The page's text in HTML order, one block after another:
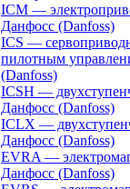
ICM —
Данфосс (Danfoss)
ICS —
пилотным
(Danfoss)
ICSH —
Данфосс (Danfoss)
ICLX —
Данфосс (Danfoss)
EVRA —
Данфосс (Danfoss)